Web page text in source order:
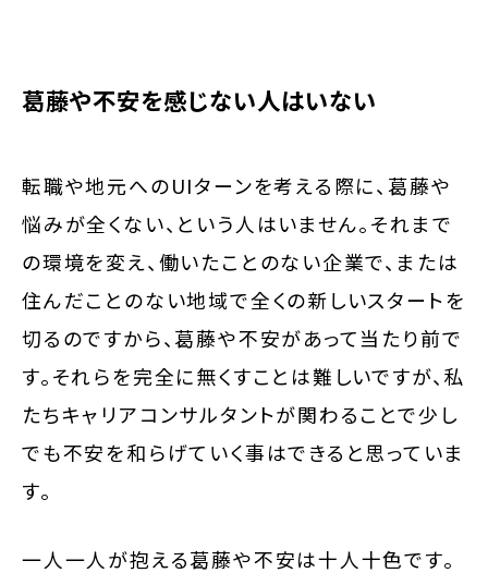
葛藤や不安を感じない人はいない
転職や地元へのUIターンを考える際に、葛藤や
悩みが全くない、という人はいません。それまで
の環境を変え、働いたことのない企業で、または
住んだことのない地域で全くの新しいスタートを
切るのですから、葛藤や不安があって当たり前で
す。それらを完全に無くすことは難しいですが、私
たちキャリアコンサルタントが関わることで少し
でも不安を和らげていく事はできると思っていま
す。
一人一人が抱える葛藤や不安は十人十色です。